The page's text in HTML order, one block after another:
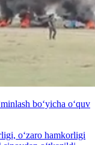
bo‘yicha o‘quv
o‘zaro hamkorligi